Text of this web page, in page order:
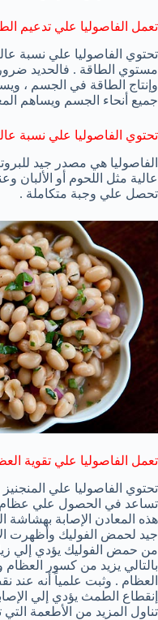
تعمل الفاصوليا علي تدعيم
تحتوي الفاصوليا علي نسبة
مستوي الطاقة . فالحديد
وإنتاج الطاقة في الجسم ،
جميع أنحاء الجسم ويساهم
تحتوي الفاصوليا علي نسبة
الفاصوليا هي مصدر جيد
عالية مثل اللحوم أو الألبان
تحصل علي وجبة متكاملة .
تعمل الفاصوليا علي تقوية
تحتوي الفاصوليا علي
تساعد في الحصول علي عظام
هذه المعادن الإصابة بهشاشة
جيد لحمض الفوليك وأظهرت
من حمض الفوليك يؤدي إلي
بالتالي يزيد من كسور
العظام . وثبت علمياً أنه عند
إنقطاع الطمث يؤدي إلي
تناول المزيد من الأطعمة